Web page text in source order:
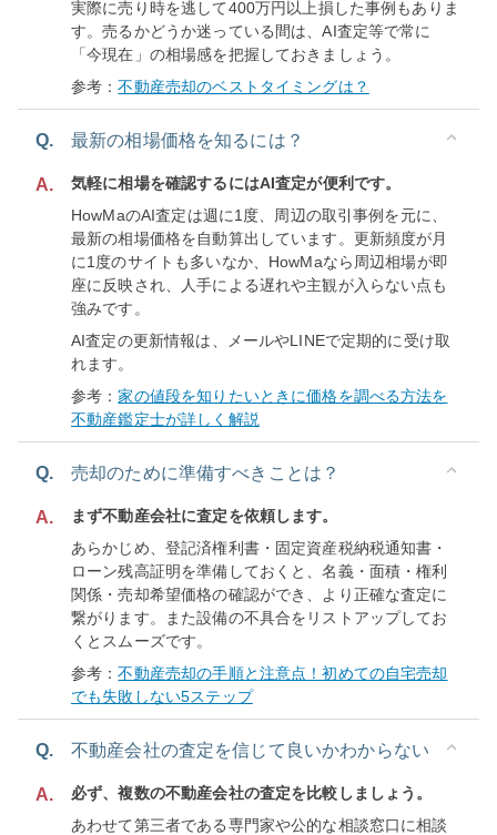
実際に売り時を逃して400万円以上損した事例もありま
す。売るかどうか迷っている間は、AI査定等で常に
「今現在」の相場感を把握しておきましょう。
参考：不動産売却のベストタイミングは？
Q. 最新の相場価格を知るには？
A.
気軽に相場を確認するにはAI査定が便利です。
HowMaのAI査定は週に1度、周辺の取引事例を元に、
最新の相場価格を自動算出しています。更新頻度が月
に1度のサイトも多いなか、HowMaなら周辺相場が即
座に反映され、人手による遅れや主観が入らない点も
強みです。
AI査定の更新情報は、メールやLINEで定期的に受け取
れます。
参考：家の値段を知りたいときに価格を調べる方法を
不動産鑑定士が詳しく解説
Q. 売却のために準備すべきことは？
A.
まず不動産会社に査定を依頼します。
あらかじめ、登記済権利書・固定資産税納税通知書・
ローン残高証明を準備しておくと、名義・面積・権利
関係・売却希望価格の確認ができ、より正確な査定に
繋がります。また設備の不具合をリストアップしてお
くとスムーズです。
参考：不動産売却の手順と注意点！初めての自宅売却
でも失敗しない5ステップ
Q. 不動産会社の査定を信じて良いかわからない
A.
必ず、複数の不動産会社の査定を比較しましょう。
あわせて第三者である専門家や公的な相談窓口に相談